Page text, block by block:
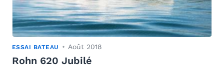
ESSAI BATEAU Août 2018
Rohn 620 Jubilé